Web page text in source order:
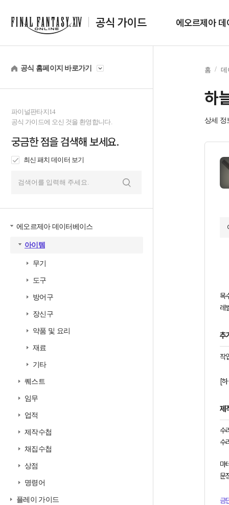
공식 가이드 에오르제아
공식 홈페이지 바로가기
파이널판타지14
공식 가이드에 오신 것을 환영합니다.
궁금한 점을 검색해 보세요.
최신 패치 데이터 보기
에오르제아 데이터베이스
아이템
무기
도구
방어구
장신구
약품 및 요리
재료
기타
퀘스트
임무
업적
제작수첩
채집수첩
상점
명령어
플레이 가이드
홈 데
하
상세 정
목
레
추
작
[
제
수
수
마
문
금